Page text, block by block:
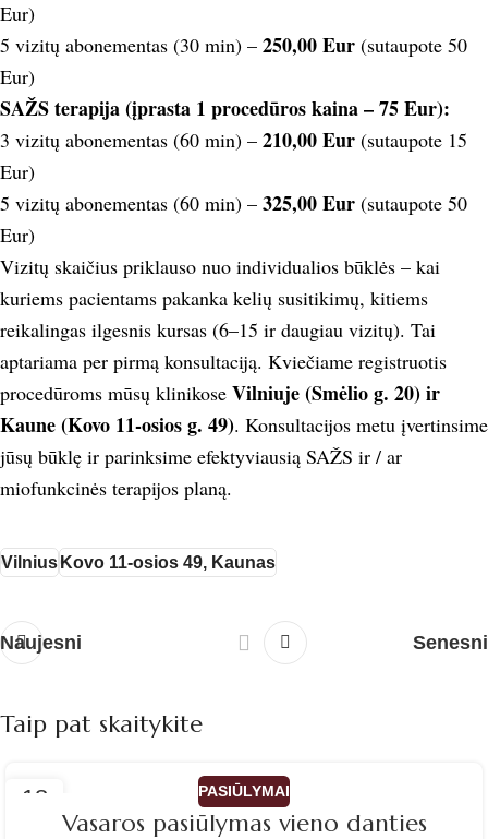
Eur)
5 vizitų abonementas (30 min) – 250,00 Eur (sutaupote 50
Eur)
SAŽS terapija (įprasta 1 procedūros kaina – 75 Eur):
3 vizitų abonementas (60 min) – 210,00 Eur (sutaupote 15
Eur)
5 vizitų abonementas (60 min) – 325,00 Eur (sutaupote 50
Eur)
Vizitų skaičius priklauso nuo individualios būklės – kai
kuriems pacientams pakanka kelių susitikimų, kitiems
reikalingas ilgesnis kursas (6–15 ir daugiau vizitų). Tai
aptariama per pirmą konsultaciją. Kviečiame registruotis
procedūroms mūsų klinikose Vilniuje (Smėlio g. 20) ir
Kaune (Kovo 11-osios g. 49). Konsultacijos metu įvertinsime
jūsų būklę ir parinksime efektyviausią SAŽS ir / ar
miofunkcinės terapijos planą.
VilniusKovo 11-osios 49, Kaunas
Naujesni Senesni
Taip pat skaitykite
18 PASIŪLYMAI
Vasaros pasiūlymas vieno danties